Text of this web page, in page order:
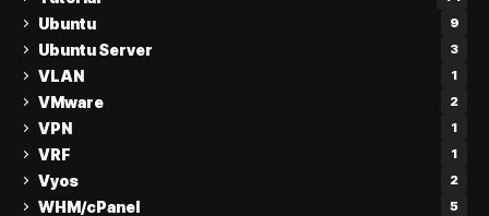
Ubuntu 9
Ubuntu Server 3
VLAN 1
VMware 2
VPN 1
VRF 1
Vyos 2
WHM/cPanel 5